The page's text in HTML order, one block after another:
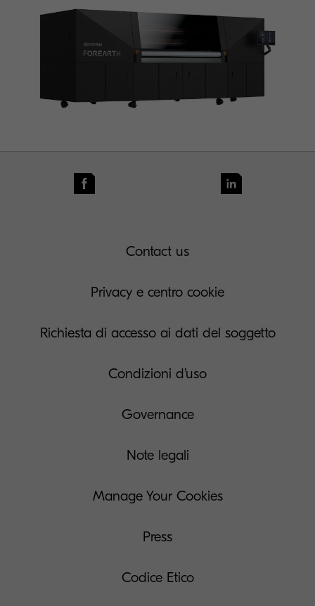
Contact us
Privacy e centro cookie
Richiesta di accesso ai dati del soggetto
Condizioni d’uso
Governance
Note legali
Manage Your Cookies
Press
Codice Etico